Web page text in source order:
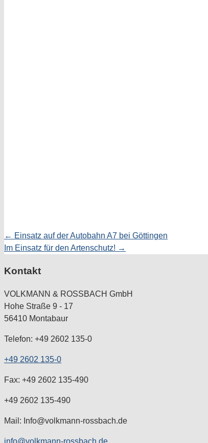
Posts
navigation
← Einsatz auf der Autobahn A7 bei Göttingen
Im Einsatz für den Artenschutz! →
Kontakt
VOLKMANN & ROSSBACH GmbH
Hohe Straße 9 - 17
56410 Montabaur
Telefon: +49 2602 135-0
+49 2602 135-0
Fax: +49 2602 135-490
+49 2602 135-490
Mail: Info@volkmann-rossbach.de
info@volkmann-rossbach.de